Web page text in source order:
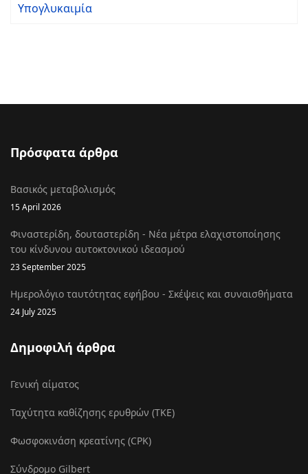
Υπογλυκαιμία
Πρόσφατα άρθρα
Βασικός μεταβολισμός
15 April 2026
Φιναστερίδη, δουταστερίδη - Νέα μέτρα ελαχιστοποίησης
του κίνδυνου αυτοκτονικού ιδεασμού
23 September 2025
Ημερολόγιο ταυτότητας εφήβου - Σκέψεις και συναισθήματα
24 July 2025
Δημοφιλή άρθρα
Γενική αίματος
Ταχύτητα καθίζησης ερυθρών (ΤΚΕ)
Φωσφοκινάση κρεατίνης (CPK)
Σύνδρομο Gilbert